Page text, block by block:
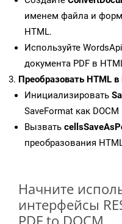
именем файла и
HTML.
Используйте
документа PDF в
Преобразовать HTML
Инициализировать
SaveFormat как DOCM
Вызвать
преобразования
Начните
интерфейсы